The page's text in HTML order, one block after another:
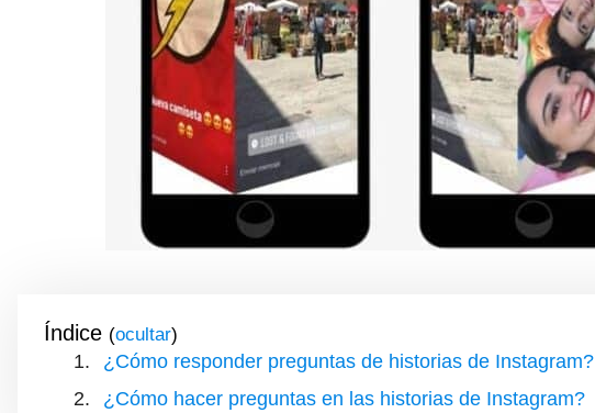
Índice ( )
¿Cómo responder preguntas de historias de Instagram?
¿Cómo hacer preguntas en las historias de Instagram?